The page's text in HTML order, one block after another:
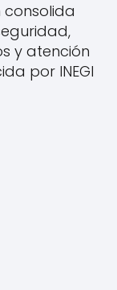
consolida
y atención
por INEGI